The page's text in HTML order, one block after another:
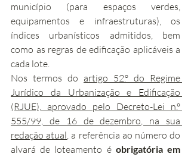
município (para espaços verdes,
equipamentos e infraestruturas), os
índices urbanísticos admitidos, bem
como as regras de edificação aplicáveis a
cada lote.
Nos termos do artigo 52.º do Regime
Jurídico da Urbanização e Edificação
(RJUE), aprovado pelo Decreto-Lei n.º
555/99, de 16 de dezembro, na sua
redação atual, a referência ao número do
alvará de loteamento é obrigatória em